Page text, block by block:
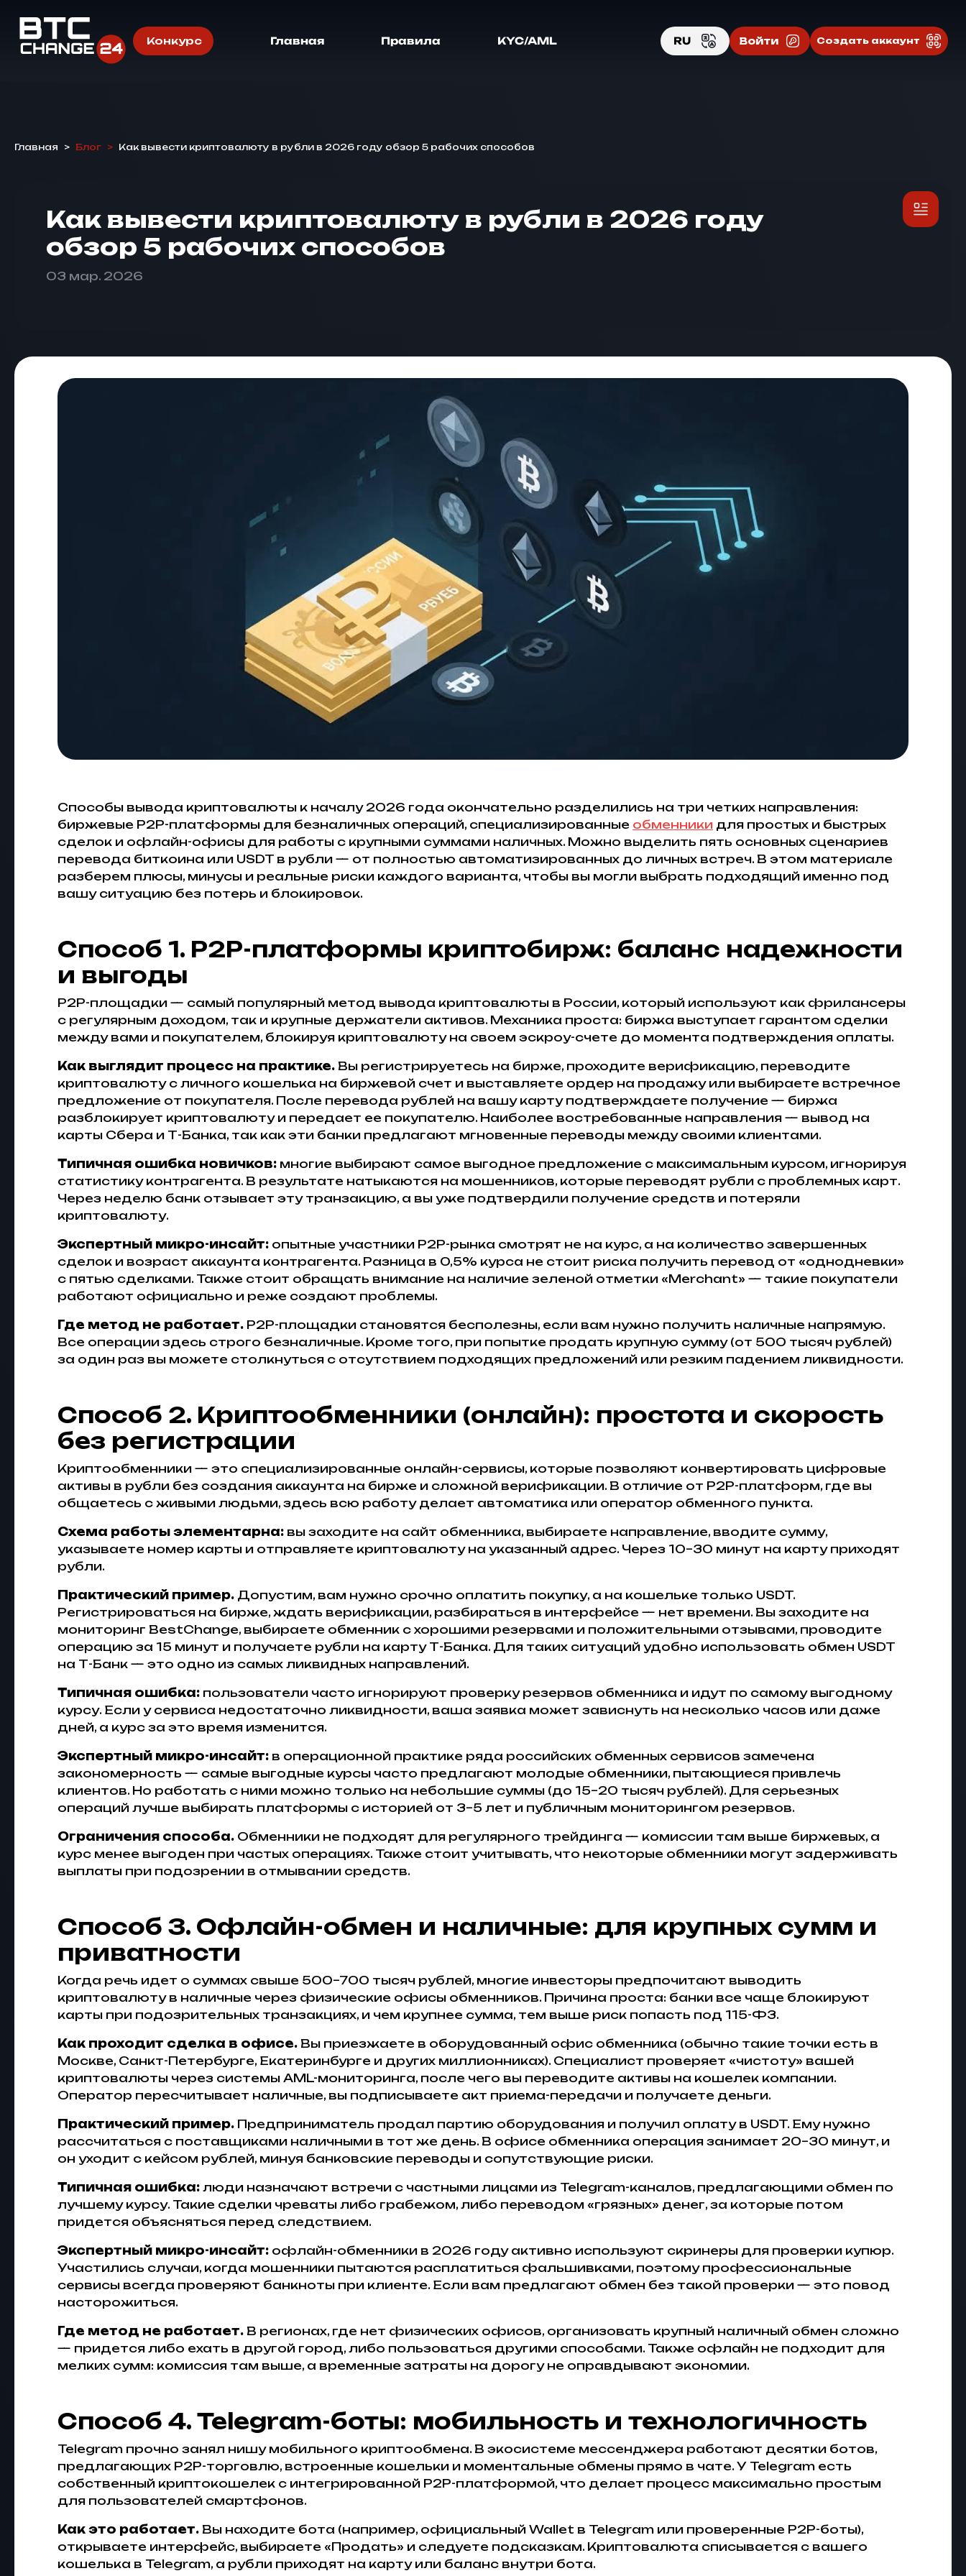
Конкурс Главная Правила KYC/AML RU Войти Создать аккаунт
Главная > Блог > Как вывести криптовалюту в рубли в 2026 году обзор 5 рабочих способов
Как вывести криптовалюту в рубли в 2026 году
обзор 5 рабочих способов
03 мар. 2026
Способы вывода криптовалюты к началу 2026 года окончательно разделились на три четких направления:
биржевые P2P-платформы для безналичных операций, специализированные обменники для простых и быстрых
сделок и офлайн-офисы для работы с крупными суммами наличных. Можно выделить пять основных сценариев
перевода биткоина или USDT в рубли — от полностью автоматизированных до личных встреч. В этом материале
разберем плюсы, минусы и реальные риски каждого варианта, чтобы вы могли выбрать подходящий именно под
вашу ситуацию без потерь и блокировок.
Способ 1. P2P-платформы криптобирж: баланс надежности
и выгоды
P2P-площадки — самый популярный метод вывода криптовалюты в России, который используют как фрилансеры
с регулярным доходом, так и крупные держатели активов. Механика проста: биржа выступает гарантом сделки
между вами и покупателем, блокируя криптовалюту на своем эскроу-счете до момента подтверждения оплаты.
Как выглядит процесс на практике. Вы регистрируетесь на бирже, проходите верификацию, переводите
криптовалюту с личного кошелька на биржевой счет и выставляете ордер на продажу или выбираете встречное
предложение от покупателя. После перевода рублей на вашу карту подтверждаете получение — биржа
разблокирует криптовалюту и передает ее покупателю. Наиболее востребованные направления — вывод на
карты Сбера и Т-Банка, так как эти банки предлагают мгновенные переводы между своими клиентами.
Типичная ошибка новичков: многие выбирают самое выгодное предложение с максимальным курсом, игнорируя
статистику контрагента. В результате натыкаются на мошенников, которые переводят рубли с проблемных карт.
Через неделю банк отзывает эту транзакцию, а вы уже подтвердили получение средств и потеряли
криптовалюту.
Экспертный микро-инсайт: опытные участники P2P-рынка смотрят не на курс, а на количество завершенных
сделок и возраст аккаунта контрагента. Разница в 0,5% курса не стоит риска получить перевод от «однодневки»
с пятью сделками. Также стоит обращать внимание на наличие зеленой отметки «Merchant» — такие покупатели
работают официально и реже создают проблемы.
Где метод не работает. P2P-площадки становятся бесполезны, если вам нужно получить наличные напрямую.
Все операции здесь строго безналичные. Кроме того, при попытке продать крупную сумму (от 500 тысяч рублей)
за один раз вы можете столкнуться с отсутствием подходящих предложений или резким падением ликвидности.
Способ 2. Криптообменники (онлайн): простота и скорость
без регистрации
Криптообменники — это специализированные онлайн-сервисы, которые позволяют конвертировать цифровые
активы в рубли без создания аккаунта на бирже и сложной верификации. В отличие от P2P-платформ, где вы
общаетесь с живыми людьми, здесь всю работу делает автоматика или оператор обменного пункта.
Схема работы элементарна: вы заходите на сайт обменника, выбираете направление, вводите сумму,
указываете номер карты и отправляете криптовалюту на указанный адрес. Через 10–30 минут на карту приходят
рубли.
Практический пример. Допустим, вам нужно срочно оплатить покупку, а на кошельке только USDT.
Регистрироваться на бирже, ждать верификации, разбираться в интерфейсе — нет времени. Вы заходите на
мониторинг BestChange, выбираете обменник с хорошими резервами и положительными отзывами, проводите
операцию за 15 минут и получаете рубли на карту Т-Банка. Для таких ситуаций удобно использовать обмен USDT
на Т-Банк — это одно из самых ликвидных направлений.
Типичная ошибка: пользователи часто игнорируют проверку резервов обменника и идут по самому выгодному
курсу. Если у сервиса недостаточно ликвидности, ваша заявка может зависнуть на несколько часов или даже
дней, а курс за это время изменится.
Экспертный микро-инсайт: в операционной практике ряда российских обменных сервисов замечена
закономерность — самые выгодные курсы часто предлагают молодые обменники, пытающиеся привлечь
клиентов. Но работать с ними можно только на небольшие суммы (до 15–20 тысяч рублей). Для серьезных
операций лучше выбирать платформы с историей от 3–5 лет и публичным мониторингом резервов.
Ограничения способа. Обменники не подходят для регулярного трейдинга — комиссии там выше биржевых, а
курс менее выгоден при частых операциях. Также стоит учитывать, что некоторые обменники могут задерживать
выплаты при подозрении в отмывании средств.
Способ 3. Офлайн-обмен и наличные: для крупных сумм и
приватности
Когда речь идет о суммах свыше 500–700 тысяч рублей, многие инвесторы предпочитают выводить
криптовалюту в наличные через физические офисы обменников. Причина проста: банки все чаще блокируют
карты при подозрительных транзакциях, и чем крупнее сумма, тем выше риск попасть под 115-ФЗ.
Как проходит сделка в офисе. Вы приезжаете в оборудованный офис обменника (обычно такие точки есть в
Москве, Санкт-Петербурге, Екатеринбурге и других миллионниках). Специалист проверяет «чистоту» вашей
криптовалюты через системы AML-мониторинга, после чего вы переводите активы на кошелек компании.
Оператор пересчитывает наличные, вы подписываете акт приема-передачи и получаете деньги.
Практический пример. Предприниматель продал партию оборудования и получил оплату в USDT. Ему нужно
рассчитаться с поставщиками наличными в тот же день. В офисе обменника операция занимает 20–30 минут, и
он уходит с кейсом рублей, минуя банковские переводы и сопутствующие риски.
Типичная ошибка: люди назначают встречи с частными лицами из Telegram-каналов, предлагающими обмен по
лучшему курсу. Такие сделки чреваты либо грабежом, либо переводом «грязных» денег, за которые потом
придется объясняться перед следствием.
Экспертный микро-инсайт: офлайн-обменники в 2026 году активно используют скринеры для проверки купюр.
Участились случаи, когда мошенники пытаются расплатиться фальшивками, поэтому профессиональные
сервисы всегда проверяют банкноты при клиенте. Если вам предлагают обмен без такой проверки — это повод
насторожиться.
Где метод не работает. В регионах, где нет физических офисов, организовать крупный наличный обмен сложно
— придется либо ехать в другой город, либо пользоваться другими способами. Также офлайн не подходит для
мелких сумм: комиссия там выше, а временные затраты на дорогу не оправдывают экономии.
Способ 4. Telegram-боты: мобильность и технологичность
Telegram прочно занял нишу мобильного криптообмена. В экосистеме мессенджера работают десятки ботов,
предлагающих P2P-торговлю, встроенные кошельки и моментальные обмены прямо в чате. У Telegram есть
собственный криптокошелек с интегрированной P2P-платформой, что делает процесс максимально простым
для пользователей смартфонов.
Как это работает. Вы находите бота (например, официальный Wallet в Telegram или проверенные P2P-боты),
открываете интерфейс, выбираете «Продать» и следуете подсказкам. Криптовалюта списывается с вашего
кошелька в Telegram, а рубли приходят на карту или баланс внутри бота.